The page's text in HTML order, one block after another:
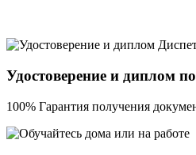
Удостоверение и диплом
100% Гарантия получения